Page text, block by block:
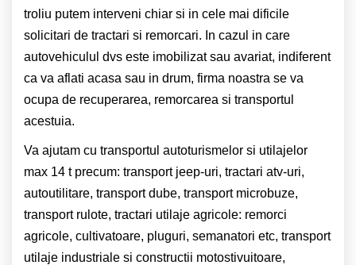
troliu putem interveni chiar si in cele mai dificile
solicitari de tractari si remorcari. In cazul in care
autovehiculul dvs este imobilizat sau avariat, indiferent
ca va aflati acasa sau in drum, firma noastra se va
ocupa de recuperarea, remorcarea si transportul
acestuia.
Va ajutam cu transportul autoturismelor si utilajelor
max 14 t precum: transport jeep-uri, tractari atv-uri,
autoutilitare, transport dube, transport microbuze,
transport rulote, tractari utilaje agricole: remorci
agricole, cultivatoare, pluguri, semanatori etc, transport
utilaje industriale si constructii motostivuitoare,